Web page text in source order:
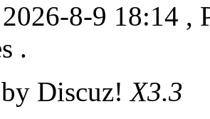
8-9 18:14 ,
.
by Discuz!X3.3